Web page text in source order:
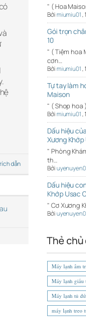
dẫn
" ( Hoa
Bởimiumiu01,
Gói trọn
10
" ( Tiệm hoa
cơn…
Bởimiumiu01,
Tự tay làm
Maison
" ( Shop hoa
Bởimiumiu01,
Dấu hiệu
Xương
" Phòng
th…
Bởi
Dấu hiệu
Khớp Usac
" Cơ Xương
Bởi
Thẻ chủ
Máy lạnh âm
Máy lạnh giấu
Máy lạnh tủ
máy lạnh treo